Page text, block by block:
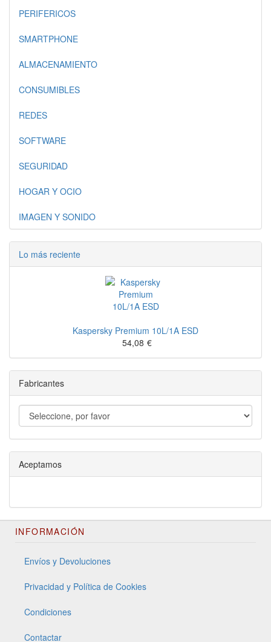
PERIFERICOS
SMARTPHONE
ALMACENAMIENTO
CONSUMIBLES
REDES
SOFTWARE
SEGURIDAD
HOGAR Y OCIO
IMAGEN Y SONIDO
Lo más reciente
Kaspersky Premium 10L/1A ESD
54,08 €
Fabricantes
Aceptamos
INFORMACIÓN
Envíos y Devoluciones
Privacidad y Política de Cookies
Condiciones
Contactar